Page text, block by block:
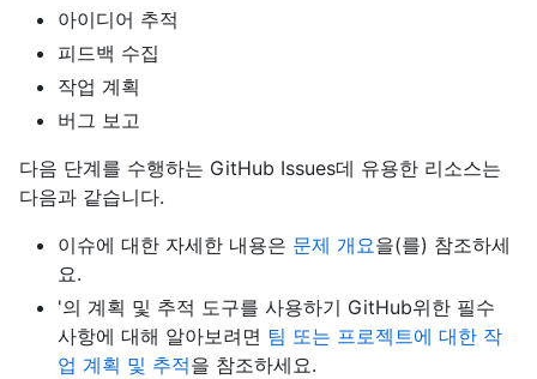
아이디어 추적
피드백 수집
작업 계획
버그 보고
다음 단계를 수행하는 GitHub Issues데 유용한 리소스는
다음과 같습니다.
이슈에 대한 자세한 내용은 문제 개요을(를) 참조하세
요.
'의 계획 및 추적 도구를 사용하기 GitHub위한 필수
사항에 대해 알아보려면 팀 또는 프로젝트에 대한 작
업 계획 및 추적을 참조하세요.